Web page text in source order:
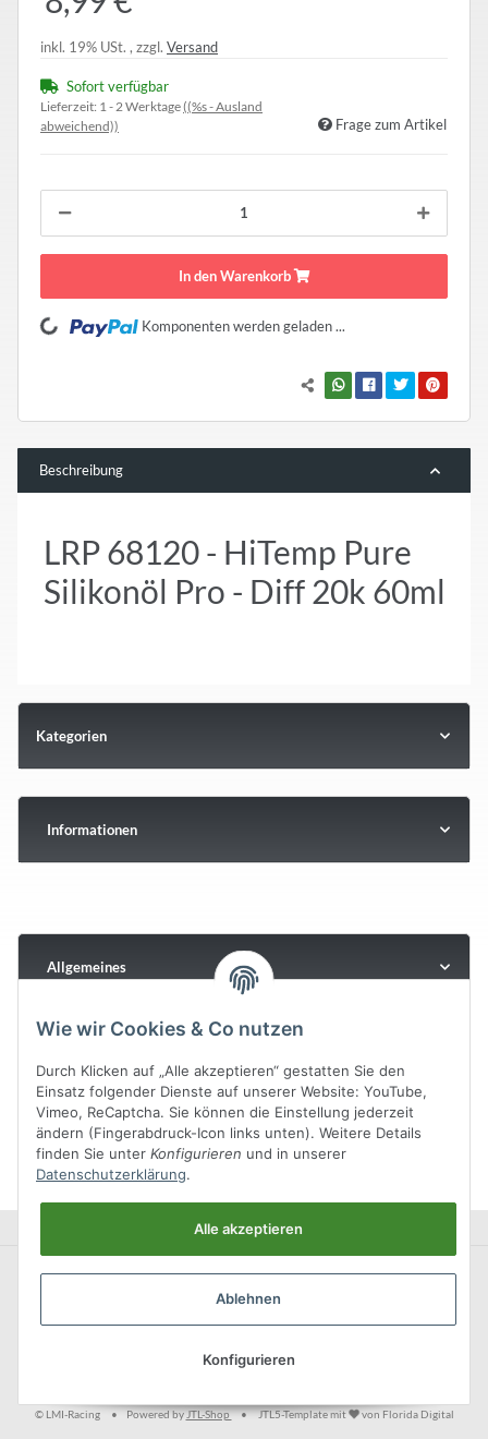
inkl. 19% USt. , zzgl. Versand
Sofort verfügbar
Lieferzeit: 1 - 2 Werktage((%s - Ausland
abweichend))
Frage zum Artikel
In den Warenkorb
Loading... Komponenten werden geladen ...
Beschreibung
LRP 68120 - HiTemp Pure
Silikonöl Pro - Diff 20k 60ml
Kategorien
Informationen
Allgemeines
* Alle Preise inkl. gesetzlicher USt., zzgl.
© LMI-Racing • Powered byJTL-Shop • JTL5-Template mit von Florida Digital
Wie wir Cookies & Co nutzen
Durch Klicken auf „Alle akzeptieren“ gestatten Sie den
Einsatz folgender Dienste auf unserer Website: YouTube,
Vimeo, ReCaptcha. Sie können die Einstellung jederzeit
ändern (Fingerabdruck-Icon links unten). Weitere Details
finden Sie unter Konfigurieren und in unserer
Datenschutzerklärung.
Alle akzeptieren
Ablehnen
Konfigurieren